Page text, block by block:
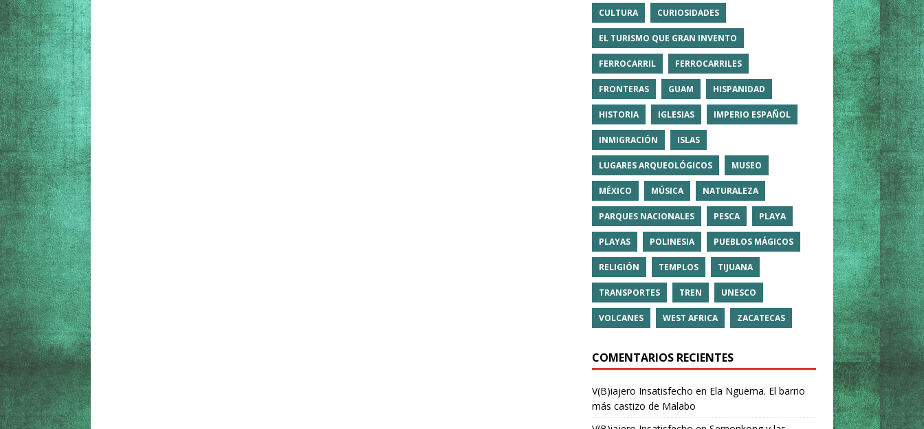
CULTURA CURIOSIDADES
EL TURISMO QUE GRAN INVENTO
FERROCARRIL FERROCARRILES
FRONTERAS GUAM HISPANIDAD
HISTORIA IGLESIAS IMPERIO ESPAÑOL
INMIGRACIÓN ISLAS
LUGARES ARQUEOLÓGICOS MUSEO
MÉXICO MÚSICA NATURALEZA
PARQUES NACIONALES PESCA PLAYA
PLAYAS POLINESIA PUEBLOS MÁGICOS
RELIGIÓN TEMPLOS TIJUANA
TRANSPORTES TREN UNESCO
VOLCANES WEST AFRICA ZACATECAS
COMENTARIOS RECIENTES
V(B)iajero Insatisfecho en Ela Nguema. El barrio
más castizo de Malabo